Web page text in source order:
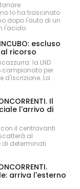
lo ha trascinato
dopo l'auto di un
l'acido.
INCUBO: escluso
ricorso
la LND
campionato per
d'iscrizione. La
Il
l'arrivo di
il centravanti
al
determinati
arriva l'esterno